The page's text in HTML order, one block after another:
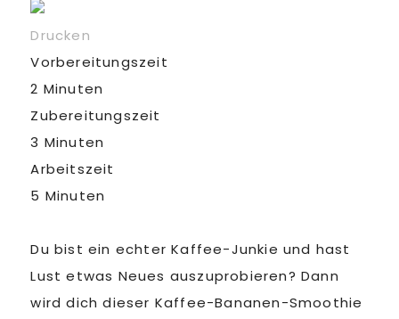
Drucken
Vorbereitungszeit
2 Minuten
Zubereitungszeit
3 Minuten
Arbeitszeit
5 Minuten
Du bist ein echter Kaffee-Junkie und hast
Lust etwas Neues auszuprobieren? Dann
wird dich dieser Kaffee-Bananen-Smoothie